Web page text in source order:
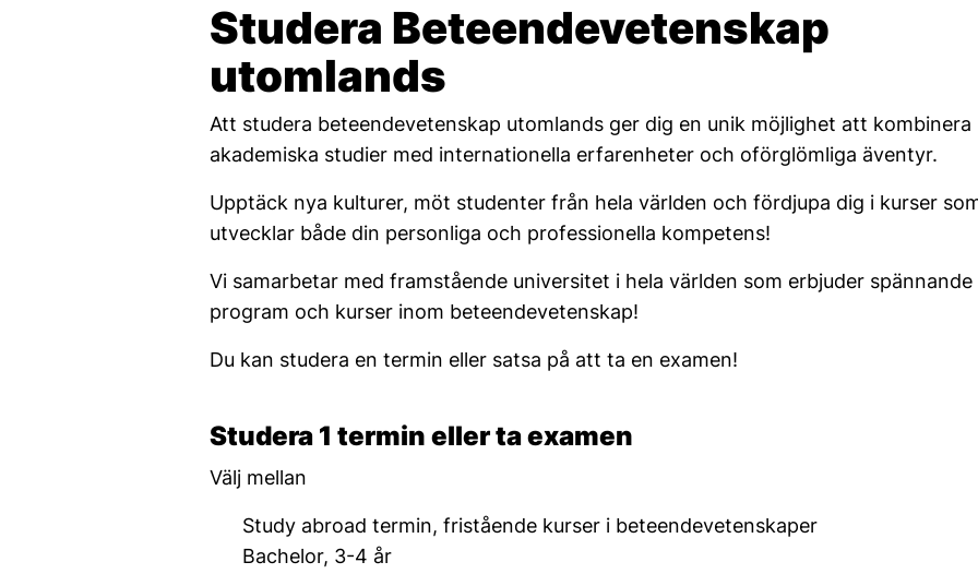
Studera Beteendevetenskap
utomlands
Att studera beteendevetenskap utomlands ger dig en unik möjlighet att kombinera
akademiska studier med internationella erfarenheter och oförglömliga äventyr.
Upptäck nya kulturer, möt studenter från hela världen och fördjupa dig i kurser
utvecklar både din personliga och professionella kompetens!
Vi samarbetar med framstående universitet i hela världen som erbjuder spännande
program och kurser inom beteendevetenskap!
Du kan studera en termin eller satsa på att ta en examen!
Studera 1 termin eller ta examen
Välj mellan
Study abroad termin, fristående kurser i beteendevetenskaper
Bachelor, 3-4 år